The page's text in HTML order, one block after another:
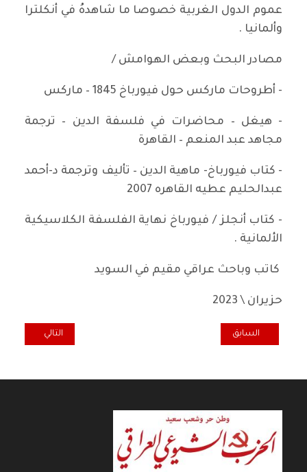
عموم الدول الغربية خصوصا ما شاهدهُ في أنكلترا
وألمانيا .
مصادر البحث وبعض الهوامش /
- أطروحات ماركس حول فيورباخ 1845 – ماركس
- هيغل – محاضرات في فلسفة الدين – ترجمة
مجاهد عبد المنعم – القاهرة
- كتاب فيورباخ- ماهية الدين – تأليف وترجمة د-أحمد
عبدالحليم عطيه القاهره 2007
- كتاب أنجلز / فيورباخ نهاية الفلسفة الكلاسيكية
الألمانية .
كاتب وباحث عراقي مقيم في السويد
حزيران \ 2023
المقال السابق: التغيرات المناخية في العراق واقع قائم ولا مبالغة فيه
السابق المقال التالي:
التالي